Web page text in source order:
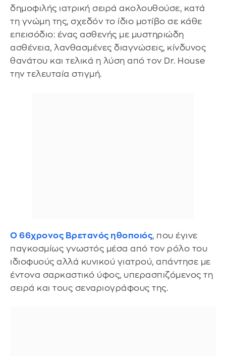
δημοφιλής ιατρική σειρά ακολουθούσε, κατά
τη γνώμη της, σχεδόν το ίδιο μοτίβο σε κάθε
επεισόδιο: ένας ασθενής με μυστηριώδη
ασθένεια, λανθασμένες διαγνώσεις, κίνδυνος
θανάτου και τελικά η λύση από τον Dr. House
την τελευταία στιγμή.
Ο 66χρονος Βρετανός ηθοποιός, που έγινε
παγκοσμίως γνωστός μέσα από τον ρόλο του
ιδιοφυούς αλλά κυνικού γιατρού, απάντησε με
έντονα σαρκαστικό ύφος, υπερασπιζόμενος τη
σειρά και τους σεναριογράφους της.